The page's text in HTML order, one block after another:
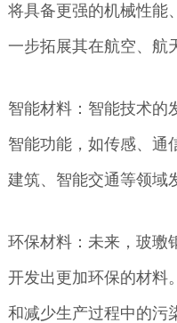
将具备更强的机械性能
一步拓展其在航空、航
智能材料：智能技术的
智能功能，如传感、通
建筑、智能交通等领域
环保材料：未来，玻璷
开发出更加环保的材料
和减少生产过程中的污